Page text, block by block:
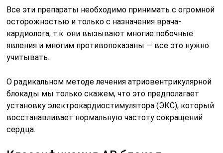
Все эти препараты необходимо принимать с огромной
осторожностью и только с назначения врача-
кардиолога, т.к. они вызывают многие побочные
явления и многим противопоказаны — все это нужно
учитывать.
О радикальном методе лечения атриовентрикулярной
блокады мы только скажем, что это предполагает
установку электрокардиостимулятора (ЭКС), который
восстанавливает нормальную частоту сокращений
сердца.